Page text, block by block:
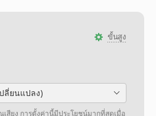
ขั้นสูง
ลี่ยนแปลง)
ยง การตั้งค่านี้มีประโยชน์มากที่สุดเมื่อ